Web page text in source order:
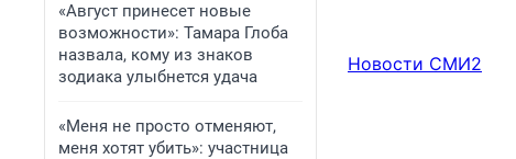
«Август принесет новые
возможности»: Тамара Глоба
назвала, кому из знаков
зодиака улыбнется удача
«Меня не просто отменяют,
меня хотят убить»: участница
Новости СМИ2